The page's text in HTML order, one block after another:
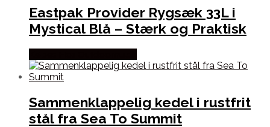
Eastpak Provider Rygsæk 33L i
Mystical Blå – Stærk og Praktisk
Sammenklappelig kedel i rustfrit
stål fra Sea To Summit